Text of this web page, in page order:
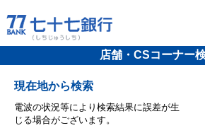
店舗・CSコーナー
現在地から検索
電波の状況等により検索結果に誤差が生
じる場合がございます。